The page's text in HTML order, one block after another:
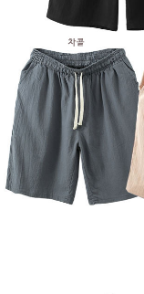
이코 라이프 하